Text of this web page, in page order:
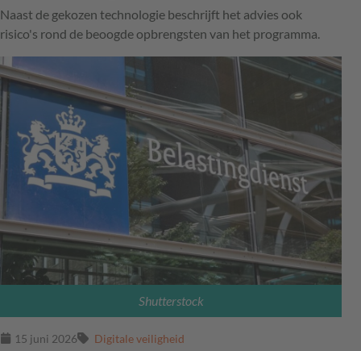
Naast de gekozen technologie beschrijft het advies ook
risico's rond de beoogde opbrengsten van het programma.
Shutterstock
15 juni 2026 Digitale veiligheid